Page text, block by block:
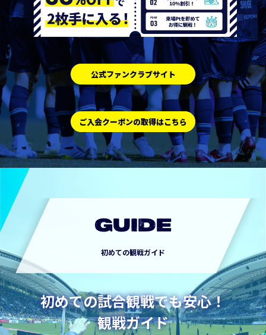
公式ファンクラブサイト
ご入会クーポンの取得はこちら
GUIDE
初めての観戦ガイド
初めての試合観戦でも安心！
観戦ガイド